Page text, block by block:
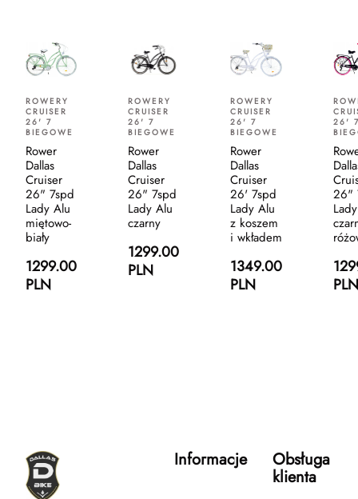
ROWERY
CRUISER
26' 7
BIEGOWE
Rower
Dallas
Cruiser
26" 7spd
Lady Alu
miętowo-
biały
1299.00
PLN
ROWERY
CRUISER
26' 7
BIEGOWE
Rower
Dallas
Cruiser
26" 7spd
Lady Alu
czarny
1299.00
PLN
ROWERY
CRUISER
26' 7
BIEGOWE
Rower
Dallas
Cruiser
26' 7spd
Lady Alu
z koszem
i wkładem
1349.00
PLN
26'
26"
PLN
Informacje Obsługa
klienta